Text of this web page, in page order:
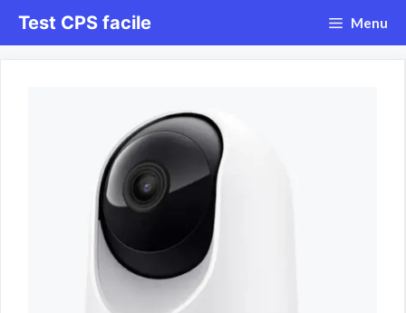
Aller
au
Test CPS facile Menu